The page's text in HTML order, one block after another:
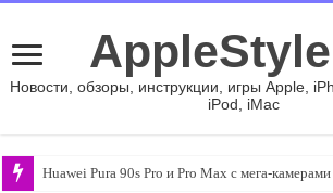
Новости, обзоры, инструкции, игры Apple,
iPod, iMac
Huawei Pura 90s Pro и Pro Max с мега-